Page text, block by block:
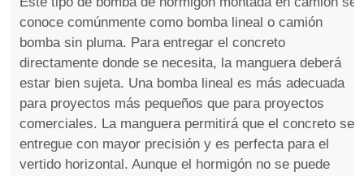
conoce comúnmente como bomba lineal o camión
bomba sin pluma. Para entregar el concreto
directamente donde se necesita, la manguera deberá
estar bien sujeta. Una bomba lineal es más adecuada
para proyectos más pequeños que para proyectos
comerciales. La manguera permitirá que el concreto se
entregue con mayor precisión y es perfecta para el
vertido horizontal. Aunque el hormigón no se puede